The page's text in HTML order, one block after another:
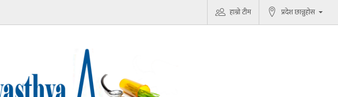
हाम्रो टीम प्रदेश छान्नुहोस